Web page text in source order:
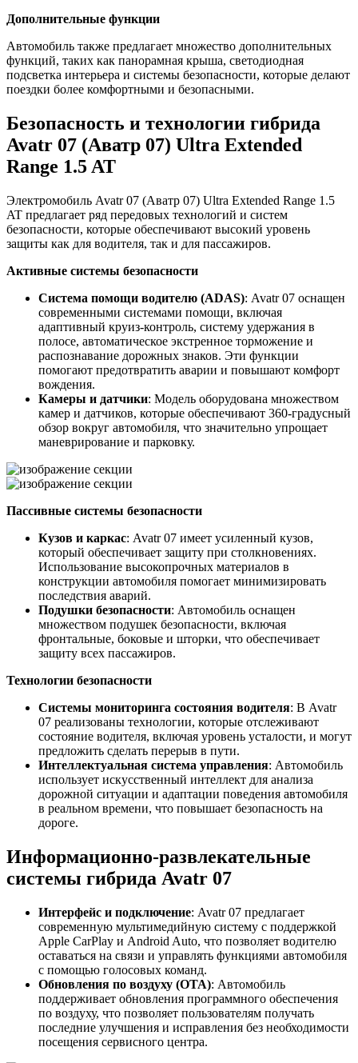
Дополнительные функции
Автомобиль также предлагает множество дополнительных
функций, таких как панорамная крыша, светодиодная
подсветка интерьера и системы безопасности, которые делают
поездки более комфортными и безопасными.
Безопасность и технологии гибрида
Avatr 07 (Аватр 07) Ultra Extended
Range 1.5 AT
Электромобиль Avatr 07 (Аватр 07) Ultra Extended Range 1.5
AT предлагает ряд передовых технологий и систем
безопасности, которые обеспечивают высокий уровень
защиты как для водителя, так и для пассажиров.
Активные системы безопасности
Система помощи водителю (ADAS): Avatr 07 оснащен
современными системами помощи, включая
адаптивный круиз-контроль, систему удержания в
полосе, автоматическое экстренное торможение и
распознавание дорожных знаков. Эти функции
помогают предотвратить аварии и повышают комфорт
вождения.
Камеры и датчики: Модель оборудована множеством
камер и датчиков, которые обеспечивают 360-градусный
обзор вокруг автомобиля, что значительно упрощает
маневрирование и парковку.
Пассивные системы безопасности
Кузов и каркас: Avatr 07 имеет усиленный кузов,
который обеспечивает защиту при столкновениях.
Использование высокопрочных материалов в
конструкции автомобиля помогает минимизировать
последствия аварий.
Подушки безопасности: Автомобиль оснащен
множеством подушек безопасности, включая
фронтальные, боковые и шторки, что обеспечивает
защиту всех пассажиров.
Технологии безопасности
Системы мониторинга состояния водителя: В Avatr
07 реализованы технологии, которые отслеживают
состояние водителя, включая уровень усталости, и могут
предложить сделать перерыв в пути.
Интеллектуальная система управления: Автомобиль
использует искусственный интеллект для анализа
дорожной ситуации и адаптации поведения автомобиля
в реальном времени, что повышает безопасность на
дороге.
Информационно-развлекательные
системы гибрида Avatr 07
Интерфейс и подключение: Avatr 07 предлагает
современную мультимедийную систему с поддержкой
Apple CarPlay и Android Auto, что позволяет водителю
оставаться на связи и управлять функциями автомобиля
с помощью голосовых команд.
Обновления по воздуху (OTA): Автомобиль
поддерживает обновления программного обеспечения
по воздуху, что позволяет пользователям получать
последние улучшения и исправления без необходимости
посещения сервисного центра.